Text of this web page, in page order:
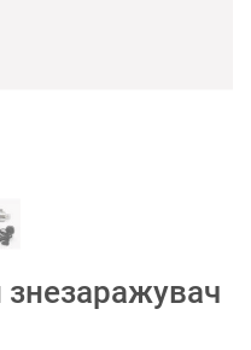
знезаражувач